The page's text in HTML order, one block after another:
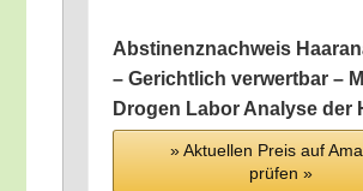
Abs­ti­nenz­nach­weis
– Gericht­lich ver­wert­bar –
Dro­gen Labor Ana­ly­se der
» Aktu­el­len Preis auf
prü­fen »